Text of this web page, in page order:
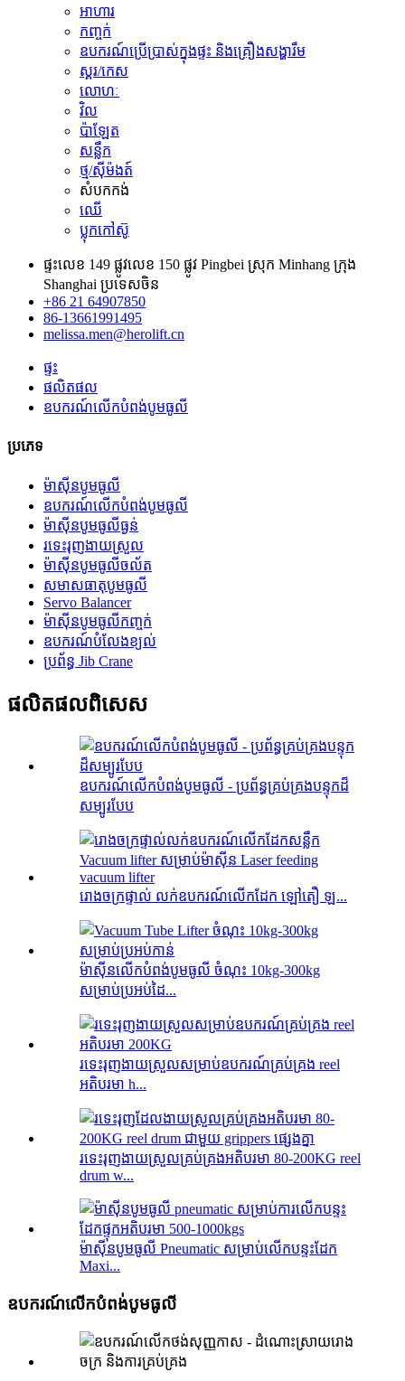
អាហារ
កញ្ចក់
ឧបករណ៍ប្រើប្រាស់ក្នុងផ្ទះ និងគ្រឿងសង្ហារឹម
ស្គរ/កេស
លោហៈ
វិល
ប៉ាឡែត
សន្លឹក
ថ្ម/ស៊ីម៉ងត៍
សំបកកង់
ឈើ
ប្លុកកៅស៊ូ
ផ្ទះលេខ 149 ផ្លូវលេខ 150 ផ្លូវ Pingbei ស្រុក Minhang ក្រុង
Shanghai ប្រទេសចិន
+86 21 64907850
86-13661991495
melissa.men@herolift.cn
ផ្ទះ
ផលិតផល
ឧបករណ៍លើកបំពង់បូមធូលី
ប្រភេទ
ម៉ាស៊ីនបូមធូលី
ឧបករណ៍លើកបំពង់បូមធូលី
ម៉ាស៊ីនបូមធូលីធ្ងន់
រទេះរុញងាយស្រួល
ម៉ាស៊ីនបូមធូលីចល័ត
សមាសធាតុបូមធូលី
Servo Balancer
ម៉ាស៊ីនបូមធូលីកញ្ចក់
ឧបករណ៍បំលែងខ្យល់
ប្រព័ន្ធ Jib Crane
ផលិតផលពិសេស
ឧបករណ៍លើកបំពង់បូមធូលី - ប្រព័ន្ធគ្រប់គ្រងបន្ទុកដ៏
សម្បូរបែប
រោងចក្រផ្ទាល់ លក់ឧបករណ៍លើកដែក ឡៅតឿ ឡ...
ម៉ាស៊ីនលើកបំពង់បូមធូលី ចំណុះ 10kg-300kg
សម្រាប់ប្រអប់ដៃ...
រទេះរុញងាយស្រួលសម្រាប់ឧបករណ៍គ្រប់គ្រង reel
អតិបរមា h...
រទេះរុញងាយស្រួលគ្រប់គ្រងអតិបរមា 80-200KG reel
drum w...
ម៉ាស៊ីនបូមធូលី Pneumatic សម្រាប់លើកបន្ទះដែក
Maxi...
ឧបករណ៍លើកបំពង់បូមធូលី